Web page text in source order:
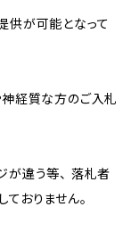
供が可能となって
神経質な方のご入札
が違う等、 落札者
ておりません。